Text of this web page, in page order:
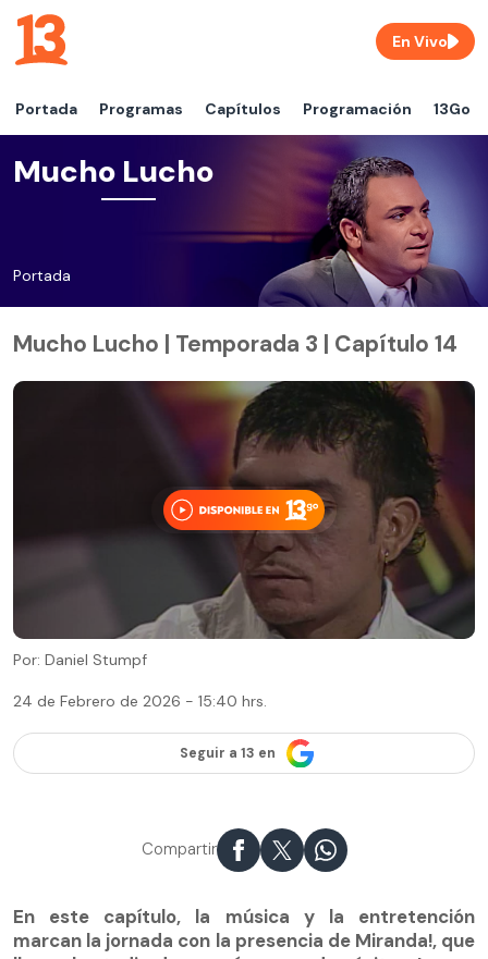
Portada Programas Capítulos Programación 13Go
En Vivo
Mucho Lucho
Portada
Mucho Lucho | Temporada 3 | Capítulo 14
Por: Daniel Stumpf
24 de Febrero de 2026 - 15:40 hrs.
Seguir a 13 en
Compartir
En este capítulo, la música y la entretención
marcan la jornada con la presencia de Miranda!, que